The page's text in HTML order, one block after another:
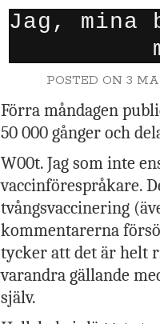
Jag,
POSTED ON 3
Förra måndagen
50 000 gånger och
W00t. Jag som inte
vaccinförespråkare.
tvångsvaccinering
kommentarerna
tycker att det är helt
varandra gällande
själv.